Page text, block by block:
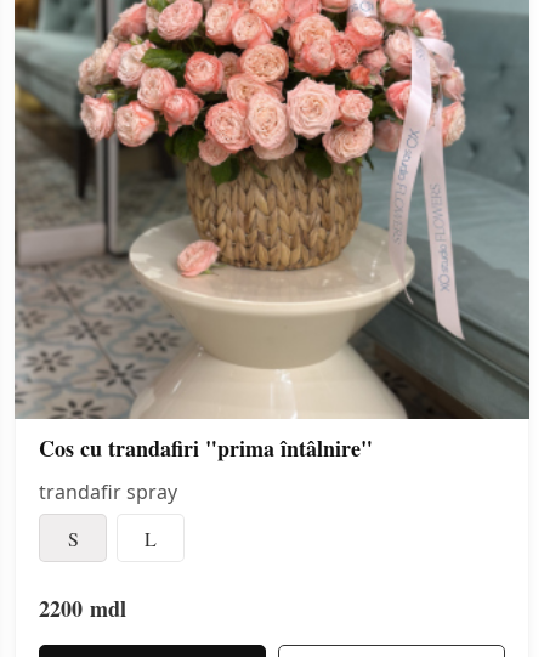
Cos cu trandafiri "prima întâlnire"
trandafir spray
S L
2200 mdl